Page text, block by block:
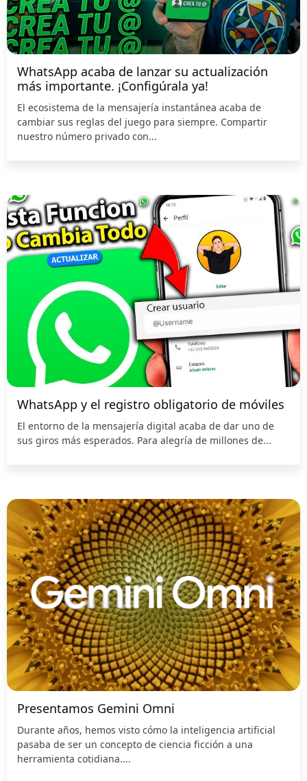
WhatsApp acaba de lanzar su actualización
más importante. ¡Configúrala ya!
El ecosistema de la mensajería instantánea acaba de
cambiar sus reglas del juego para siempre. Compartir
nuestro número privado con...
WhatsApp y el registro obligatorio de móviles
El entorno de la mensajería digital acaba de dar uno de
sus giros más esperados. Para alegría de millones de...
Presentamos Gemini Omni
Durante años, hemos visto cómo la inteligencia artificial
pasaba de ser un concepto de ciencia ficción a una
herramienta cotidiana....